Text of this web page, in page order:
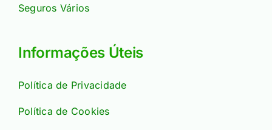
Seguros Vários
Informações Úteis
Política de Privacidade
Política de Cookies